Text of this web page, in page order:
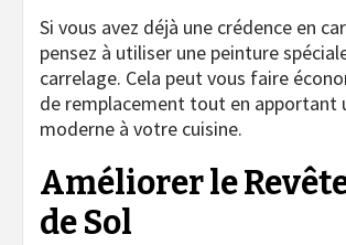
Si vous avez déjà une crédence en
pensez à utiliser une peinture
carrelage. Cela peut vous faire
de remplacement tout en apportant
moderne à votre cuisine.
Améliorer le
de Sol